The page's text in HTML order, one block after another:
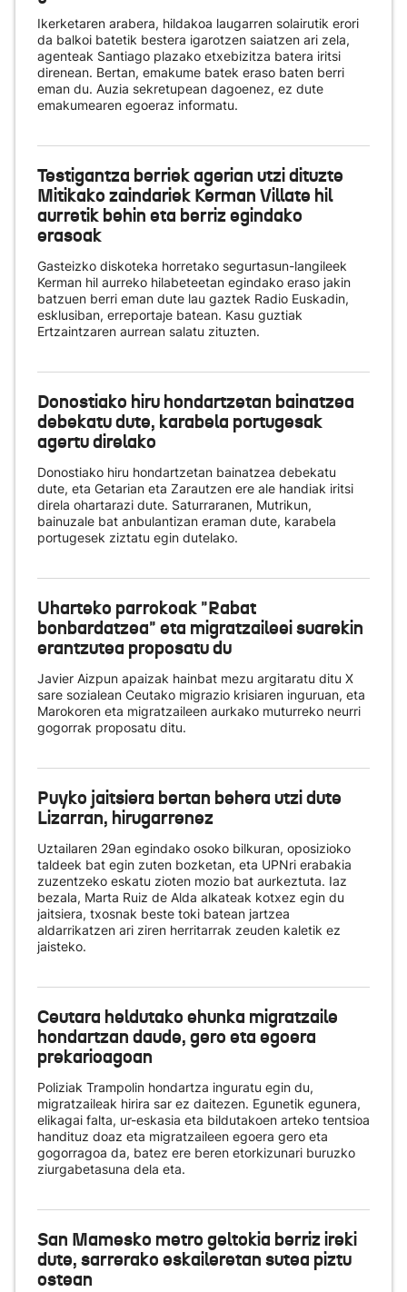
Ikerketaren arabera, hildakoa laugarren solairutik erori
da balkoi batetik bestera igarotzen saiatzen ari zela,
agenteak Santiago plazako etxebizitza batera iritsi
direnean. Bertan, emakume batek eraso baten berri
eman du. Auzia sekretupean dagoenez, ez dute
emakumearen egoeraz informatu.
Testigantza berriek agerian utzi dituzte
Mitikako zaindariek Kerman Villate hil
aurretik behin eta berriz egindako
erasoak
Gasteizko diskoteka horretako segurtasun-langileek
Kerman hil aurreko hilabeteetan egindako eraso jakin
batzuen berri eman dute lau gaztek Radio Euskadin,
esklusiban, erreportaje batean. Kasu guztiak
Ertzaintzaren aurrean salatu zituzten.
Donostiako hiru hondartzetan bainatzea
debekatu dute, karabela portugesak
agertu direlako
Donostiako hiru hondartzetan bainatzea debekatu
dute, eta Getarian eta Zarautzen ere ale handiak iritsi
direla ohartarazi dute. Saturraranen, Mutrikun,
bainuzale bat anbulantizan eraman dute, karabela
portugesek ziztatu egin dutelako.
Uharteko parrokoak "Rabat
bonbardatzea" eta migratzaileei suarekin
erantzutea proposatu du
Javier Aizpun apaizak hainbat mezu argitaratu ditu X
sare sozialean Ceutako migrazio krisiaren inguruan, eta
Marokoren eta migratzaileen aurkako muturreko neurri
gogorrak proposatu ditu.
Puyko jaitsiera bertan behera utzi dute
Lizarran, hirugarrenez
Uztailaren 29an egindako osoko bilkuran, oposizioko
taldeek bat egin zuten bozketan, eta UPNri erabakia
zuzentzeko eskatu zioten mozio bat aurkeztuta. Iaz
bezala, Marta Ruiz de Alda alkateak kotxez egin du
jaitsiera, txosnak beste toki batean jartzea
aldarrikatzen ari ziren herritarrak zeuden kaletik ez
jaisteko.
Ceutara heldutako ehunka migratzaile
hondartzan daude, gero eta egoera
prekarioagoan
Poliziak Trampolin hondartza inguratu egin du,
migratzaileak hirira sar ez daitezen. Egunetik egunera,
elikagai falta, ur-eskasia eta bildutakoen arteko tentsioa
handituz doaz eta migratzaileen egoera gero eta
gogorragoa da, batez ere beren etorkizunari buruzko
ziurgabetasuna dela eta.
San Mamesko metro geltokia berriz ireki
dute, sarrerako eskaileretan sutea piztu
ostean